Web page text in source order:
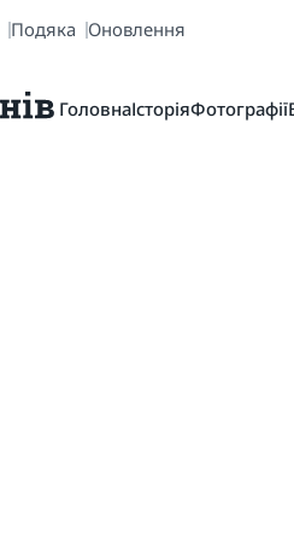
Подяка Оновлення
ГоловнаІсторіяФотографії